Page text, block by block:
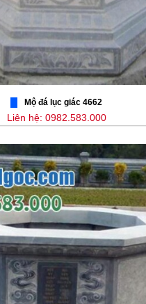
Mộ đá lục giác 4662
Liên hệ: 0982.583.000